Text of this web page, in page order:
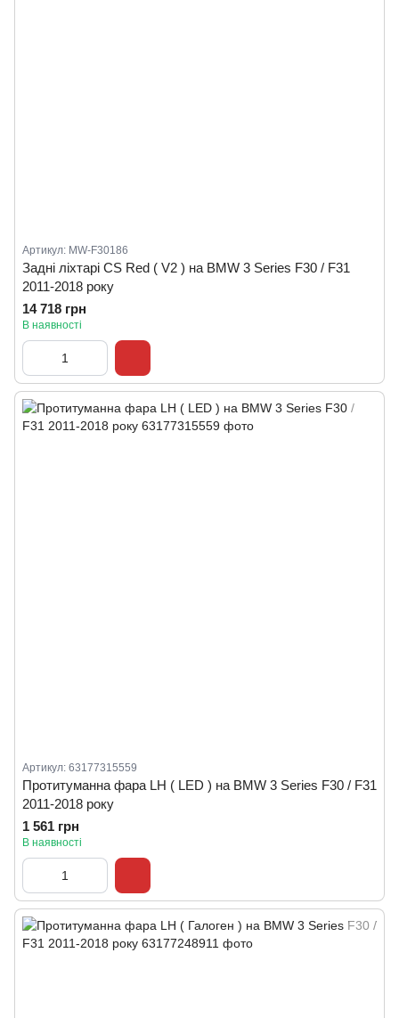
Артикул: MW-F30186
Задні ліхтарі CS Red ( V2 ) на BMW 3 Series F30 / F31
2011-2018 року
14 718 грн
В наявності
Артикул: 63177315559
Протитуманна фара LH ( LED ) на BMW 3 Series F30 / F31
2011-2018 року
1 561 грн
В наявності